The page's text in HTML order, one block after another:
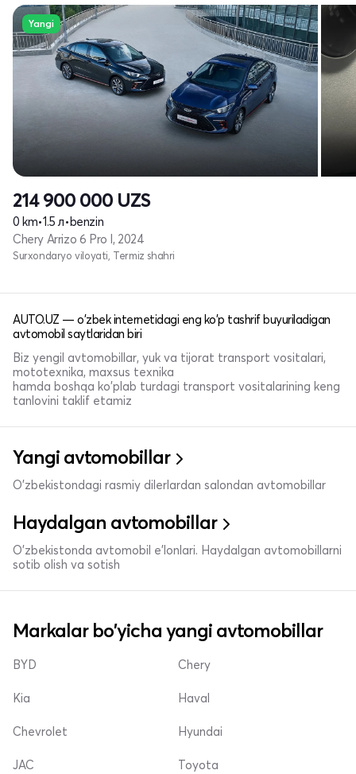
Yangi
214 900 000 UZS
0 km•1.5 л•benzin
Chery Arrizo 6 Pro I, 2024
Surxondaryo viloyati, Termiz shahri
AUTO.UZ — o'zbek internetidagi eng ko'p tashrif buyuriladigan
avtomobil saytlaridan biri
Biz yengil avtomobillar, yuk va tijorat transport vositalari,
mototexnika, maxsus texnika
hamda boshqa ko'plab turdagi transport vositalarining keng
tanlovini taklif etamiz
Yangi avtomobillar
O'zbekistondagi rasmiy dilerlardan salondan avtomobillar
Haydalgan avtomobillar
O'zbekistonda avtomobil e’lonlari. Haydalgan avtomobillarni
sotib olish va sotish
Markalar bo'yicha yangi avtomobillar
BYD
Kia
Chevrolet
Chery
Haval
Hyundai
JAC Toyota